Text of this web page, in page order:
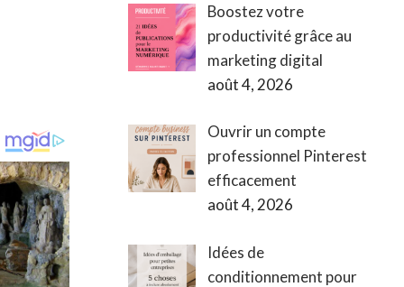
Boostez votre
productivité grâce au
marketing digital
août 4, 2026
Ouvrir un compte
professionnel Pinterest
efficacement
août 4, 2026
Idées de
conditionnement pour